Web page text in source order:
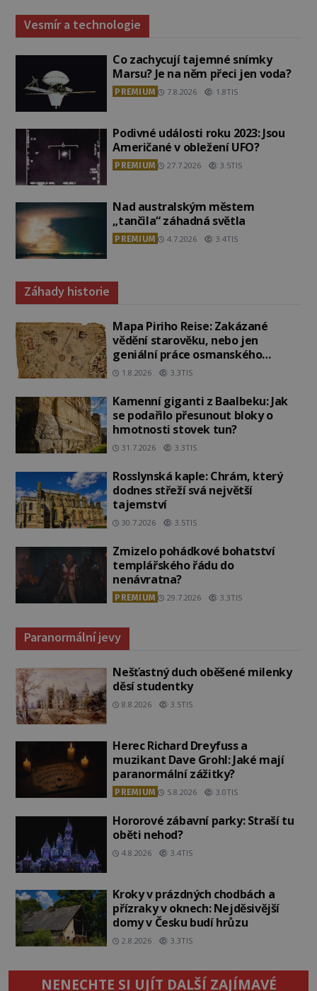
Vesmír a technologie
Co zachycují tajemné snímky
Marsu? Je na něm přeci jen voda?
PREMIUM 7.8.2026 1.8TIS
Podivné události roku 2023: Jsou
Američané v obležení UFO?
PREMIUM 27.7.2026 3.5TIS
Nad australským městem
„tančila“ záhadná světla
PREMIUM 4.7.2026 3.4TIS
Záhady historie
Mapa Piriho Reise: Zakázané
vědění starověku, nebo jen
geniální práce osmanského
admirála?
1.8.2026 3.3TIS
Kamenní giganti z Baalbeku: Jak
se podařilo přesunout bloky o
hmotnosti stovek tun?
31.7.2026 3.3TIS
Rosslynská kaple: Chrám, který
dodnes střeží svá největší
tajemství
30.7.2026 3.5TIS
Zmizelo pohádkové bohatství
templářského řádu do
nenávratna?
PREMIUM 29.7.2026 3.3TIS
Paranormální jevy
Nešťastný duch oběšené milenky
děsí studentky
8.8.2026 3.5TIS
Herec Richard Dreyfuss a
muzikant Dave Grohl: Jaké mají
paranormální zážitky?
PREMIUM 5.8.2026 3.0TIS
Hororové zábavní parky: Straší tu
oběti nehod?
4.8.2026 3.4TIS
Kroky v prázdných chodbách a
přízraky v oknech: Nejděsivější
domy v Česku budí hrůzu
2.8.2026 3.3TIS
NENECHTE SI UJÍT DALŠÍ ZAJÍMAVÉ